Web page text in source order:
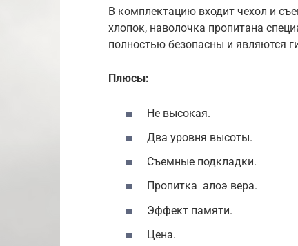
В комплектацию входит чехол и
хлопок, наволочка пропитана
полностью безопасны и являются
Плюсы:
Не высокая.
Два уровня высоты.
Съемные подкладки.
Пропитка алоэ вера.
Эффект памяти.
Цена.